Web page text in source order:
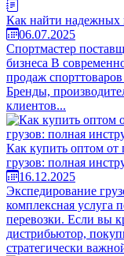
Как найти надежных
06.07.2025
Спортмастер
бизнеса В
продаж
Бренды,
клиентов...
Как купить оптом от
грузов: полная
16.12.2025
Экспедирование
комплексная услуга
перевозки. Если вы
дистрибьютор,
стратегически